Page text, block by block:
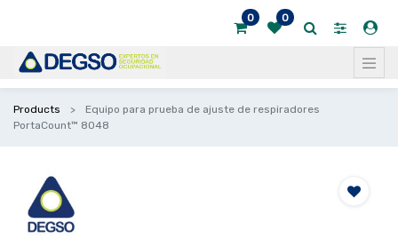
0 0
Products
Equipo para prueba de ajuste de respiradores
PortaCount™ 8048